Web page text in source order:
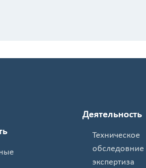
Деятельность
Техническое
обследовние
экспертиза